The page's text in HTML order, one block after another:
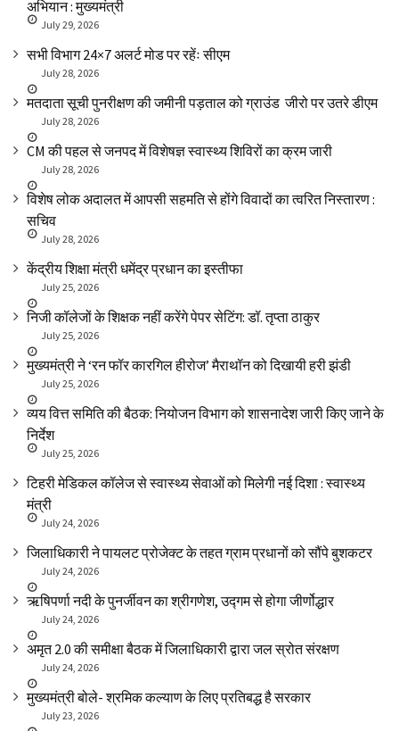
अभियान : मुख्यमंत्री
July 29, 2026
सभी विभाग 24×7 अलर्ट मोड पर रहेंः सीएम
July 28, 2026
मतदाता सूची पुनरीक्षण की जमीनी पड़ताल को ग्राउंड जीरो पर उतरे डीएम
July 28, 2026
CM की पहल से जनपद में विशेषज्ञ स्वास्थ्य शिविरों का क्रम जारी
July 28, 2026
विशेष लोक अदालत में आपसी सहमति से होंगे विवादों का त्वरित निस्तारण :
सचिव
July 28, 2026
केंद्रीय शिक्षा मंत्री धमेंद्र प्रधान का इस्तीफा
July 25, 2026
निजी कॉलेजों के शिक्षक नहीं करेंगे पेपर सेटिंग: डॉ. तृप्ता ठाकुर
July 25, 2026
मुख्यमंत्री ने ‘रन फॉर कारगिल हीरोज’ मैराथॉन को दिखायी हरी झंडी
July 25, 2026
व्यय वित्त समिति की बैठक: नियोजन विभाग को शासनादेश जारी किए जाने के
निर्देश
July 25, 2026
टिहरी मेडिकल कॉलेज से स्वास्थ्य सेवाओं को मिलेगी नई दिशा : स्वास्थ्य
मंत्री
July 24, 2026
जिलाधिकारी ने पायलट प्रोजेक्ट के तहत ग्राम प्रधानों को सौंपे बुशकटर
July 24, 2026
ऋषिपर्णा नदी के पुनर्जीवन का श्रीगणेश, उद्गम से होगा जीर्णोद्धार
July 24, 2026
अमृत 2.0 की समीक्षा बैठक में जिलाधिकारी द्वारा जल स्रोत संरक्षण
July 24, 2026
मुख्यमंत्री बोले- श्रमिक कल्याण के लिए प्रतिबद्ध है सरकार
July 23, 2026